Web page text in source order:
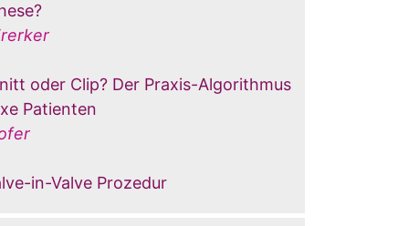
oder Clip? Der Praxis-Algorithmus
Patienten
in-Valve Prozedur